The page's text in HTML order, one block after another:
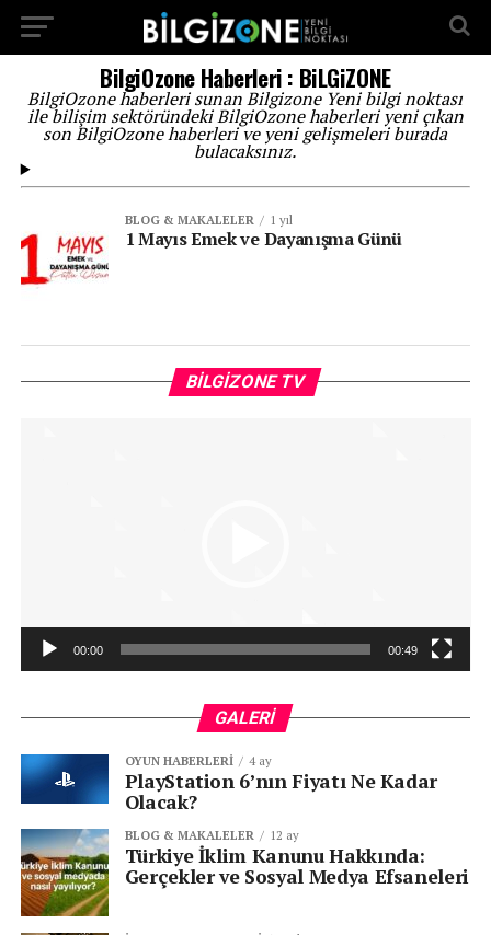
BilgiOzone Haberleri : BiLGiZONE
BilgiOzone haberleri sunan Bilgizone Yeni bilgi noktası
ile bilişim sektöründeki BilgiOzone haberleri yeni çıkan
son BilgiOzone haberleri ve yeni gelişmeleri burada
bulacaksınız.
BLOG & MAKALELER 1 yıl
1 Mayıs Emek ve Dayanışma Günü
BILGIZONE TV
00:00 00:49
GALERI
OYUN HABERLERI 4 ay
PlayStation 6’nın Fiyatı Ne Kadar
Olacak?
BLOG & MAKALELER 12 ay
Türkiye İklim Kanunu Hakkında:
Gerçekler ve Sosyal Medya Efsaneleri